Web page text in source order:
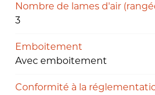
Nombre de lames d'air
3
Emboitement
Avec emboitement
Conformité à la